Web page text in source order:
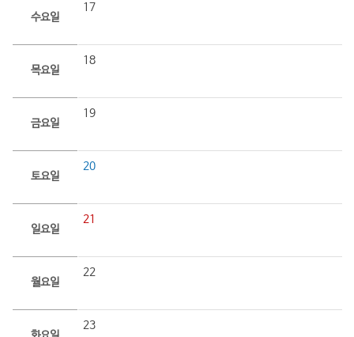
수요일
17
목요일
18
금요일
19
토요일
20
일요일
21
월요일
22
23